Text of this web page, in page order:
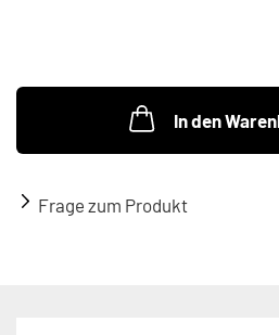
In den
Frage zum Produkt